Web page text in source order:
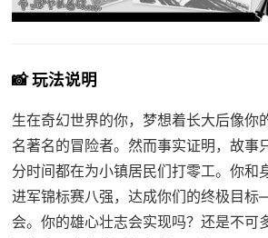
📸 玩法说明
生在奇幻世界的你，梦想着长大后像你
名著名的冒险者。然而事实证明，故
分时间都在为小镇居民们打零工。你和
进军锦标赛八强，达成你们的终极目
会。你的雄心壮志会实现吗？还是不可